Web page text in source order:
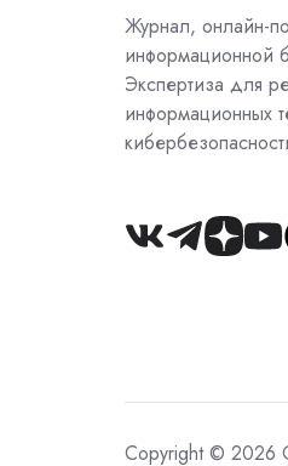
Журнал, онлайн-
информационной
Экспертиза для
информационных
Copyright © 2026